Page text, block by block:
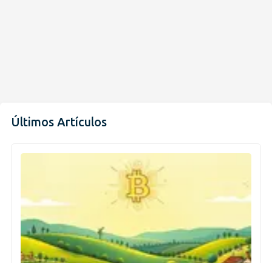
Últimos Artículos